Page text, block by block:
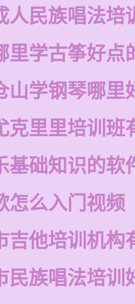
人民族唱法培
里学古筝好点
山学钢琴哪里
克里里培训班
基础知识的软
怎么入门视频
吉他培训机构
民族唱法培训